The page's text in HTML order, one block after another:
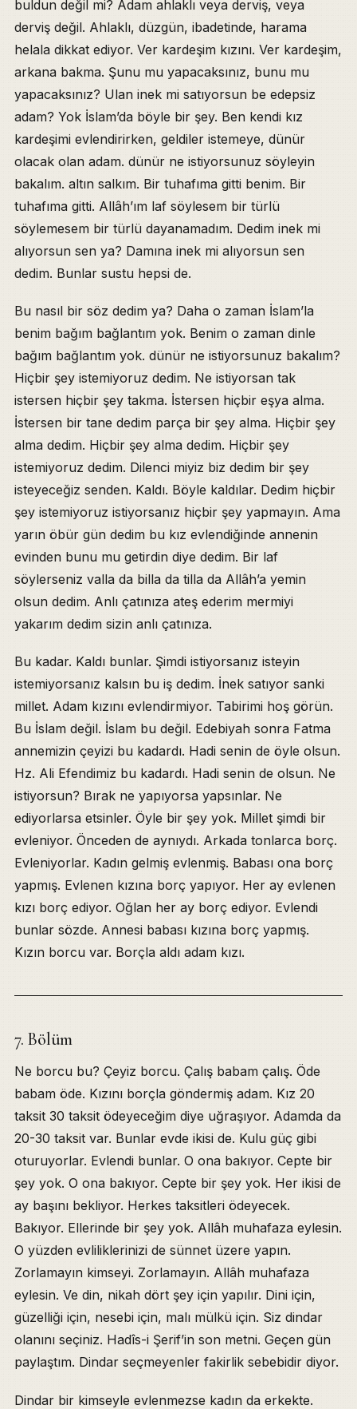
buldun değil mi? Adam ahlaklı veya derviş, veya
derviş değil. Ahlaklı, düzgün, ibadetinde, harama
helala dikkat ediyor. Ver kardeşim kızını. Ver kardeşim,
arkana bakma. Şunu mu yapacaksınız, bunu mu
yapacaksınız? Ulan inek mi satıyorsun be edepsiz
adam? Yok İslam’da böyle bir şey. Ben kendi kız
kardeşimi evlendirirken, geldiler istemeye, dünür
olacak olan adam. dünür ne istiyorsunuz söyleyin
bakalım. altın salkım. Bir tuhafıma gitti benim. Bir
tuhafıma gitti. Allâh’ım laf söylesem bir türlü
söylemesem bir türlü dayanamadım. Dedim inek mi
alıyorsun sen ya? Damına inek mi alıyorsun sen
dedim. Bunlar sustu hepsi de.
Bu nasıl bir söz dedim ya? Daha o zaman İslam’la
benim bağım bağlantım yok. Benim o zaman dinle
bağım bağlantım yok. dünür ne istiyorsunuz bakalım?
Hiçbir şey istemiyoruz dedim. Ne istiyorsan tak
istersen hiçbir şey takma. İstersen hiçbir eşya alma.
İstersen bir tane dedim parça bir şey alma. Hiçbir şey
alma dedim. Hiçbir şey alma dedim. Hiçbir şey
istemiyoruz dedim. Dilenci miyiz biz dedim bir şey
isteyeceğiz senden. Kaldı. Böyle kaldılar. Dedim hiçbir
şey istemiyoruz istiyorsanız hiçbir şey yapmayın. Ama
yarın öbür gün dedim bu kız evlendiğinde annenin
evinden bunu mu getirdin diye dedim. Bir laf
söylerseniz valla da billa da tilla da Allâh’a yemin
olsun dedim. Anlı çatınıza ateş ederim mermiyi
yakarım dedim sizin anlı çatınıza.
Bu kadar. Kaldı bunlar. Şimdi istiyorsanız isteyin
istemiyorsanız kalsın bu iş dedim. İnek satıyor sanki
millet. Adam kızını evlendirmiyor. Tabirimi hoş görün.
Bu İslam değil. İslam bu değil. Edebiyah sonra Fatma
annemizin çeyizi bu kadardı. Hadi senin de öyle olsun.
Hz. Ali Efendimiz bu kadardı. Hadi senin de olsun. Ne
istiyorsun? Bırak ne yapıyorsa yapsınlar. Ne
ediyorlarsa etsinler. Öyle bir şey yok. Millet şimdi bir
evleniyor. Önceden de aynıydı. Arkada tonlarca borç.
Evleniyorlar. Kadın gelmiş evlenmiş. Babası ona borç
yapmış. Evlenen kızına borç yapıyor. Her ay evlenen
kızı borç ediyor. Oğlan her ay borç ediyor. Evlendi
bunlar sözde. Annesi babası kızına borç yapmış.
Kızın borcu var. Borçla aldı adam kızı.
7. Bölüm
Ne borcu bu? Çeyiz borcu. Çalış babam çalış. Öde
babam öde. Kızını borçla göndermiş adam. Kız 20
taksit 30 taksit ödeyeceğim diye uğraşıyor. Adamda da
20-30 taksit var. Bunlar evde ikisi de. Kulu güç gibi
oturuyorlar. Evlendi bunlar. O ona bakıyor. Cepte bir
şey yok. O ona bakıyor. Cepte bir şey yok. Her ikisi de
ay başını bekliyor. Herkes taksitleri ödeyecek.
Bakıyor. Ellerinde bir şey yok. Allâh muhafaza eylesin.
O yüzden evliliklerinizi de sünnet üzere yapın.
Zorlamayın kimseyi. Zorlamayın. Allâh muhafaza
eylesin. Ve din, nikah dört şey için yapılır. Dini için,
güzelliği için, nesebi için, malı mülkü için. Siz dindar
olanını seçiniz. Hadîs-i Şerif’in son metni. Geçen gün
paylaştım. Dindar seçmeyenler fakirlik sebebidir diyor.
Dindar bir kimseyle evlenmezse kadın da erkekte.